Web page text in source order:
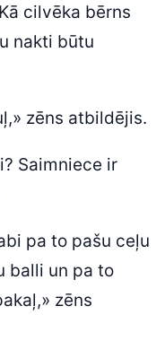
cilvēka bērns
nakti būtu
zēns atbildējis.
Saimniece ir
pa to pašu ceļu
balli un pa to
zēns